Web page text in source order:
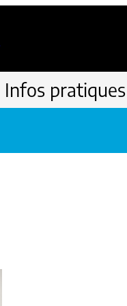
Infos pratiques